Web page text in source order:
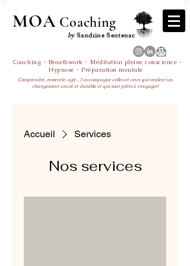
MOA Coaching
bySandrine Sentenac
Coaching - Breathwork - Méditation pleine conscience -
Hypnose - Préparation mentale
Comprendre, ressentir, agir... J'accompagne celles et ceux qui veulent un
changement ancré et durable et qui sont prêts à s'engager!
Accueil Services
Nos services